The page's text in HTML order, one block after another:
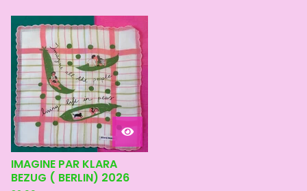
IMAGINE PAR KLARA
BEZUG ( BERLIN) 2026